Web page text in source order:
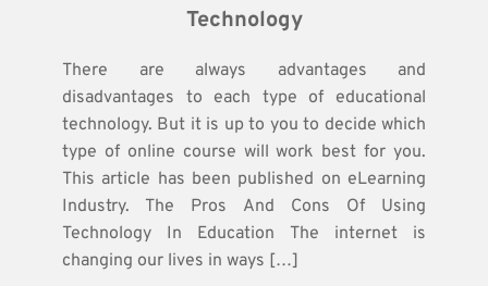
Technology
There are always advantages and
disadvantages to each type of educational
technology. But it is up to you to decide which
type of online course will work best for you.
This article has been published on eLearning
Industry. The Pros And Cons Of Using
Technology In Education The internet is
changing our lives in ways […]